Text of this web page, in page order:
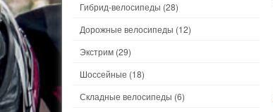
Гибрид-велосипеды (28)
Дорожные велосипеды (12)
Экстрим (29)
Шоссейные (18)
Складные велосипеды (6)